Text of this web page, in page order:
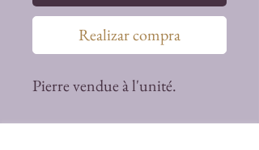
Realizar compra
Pierre vendue à l'unité.